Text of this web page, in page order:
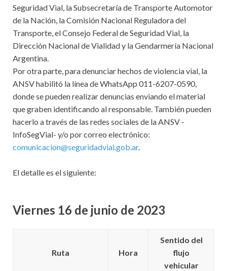
Seguridad Vial, la Subsecretaría de Transporte Automotor
de la Nación, la Comisión Nacional Reguladora del
Transporte, el Consejo Federal de Seguridad Vial, la
Dirección Nacional de Vialidad y la Gendarmería Nacional
Argentina.
Por otra parte, para denunciar hechos de violencia vial, la
ANSV habilitó la línea de WhatsApp 011-6207-0590,
donde se pueden realizar denuncias enviando el material
que graben identificando al responsable. También pueden
hacerlo a través de las redes sociales de la ANSV -
InfoSegVial- y/o por correo electrónico:
comunicacion@seguridadvial.gob.ar.
El detalle es el siguiente:
Viernes 16 de junio de 2023
Ruta Hora
Sentido del
flujo
vehicular